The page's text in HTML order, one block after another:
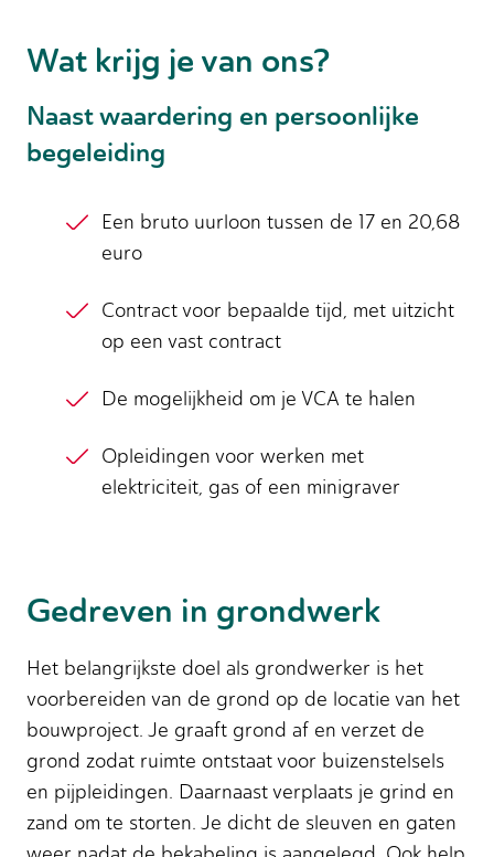
Wat krijg je van ons?
Naast waardering en persoonlijke
begeleiding
Een bruto uurloon tussen de 17 en 20,68
euro
Contract voor bepaalde tijd, met uitzicht
op een vast contract
De mogelijkheid om je VCA te halen
Opleidingen voor werken met
elektriciteit, gas of een minigraver
Gedreven in grondwerk
Het belangrijkste doel als grondwerker is het
voorbereiden van de grond op de locatie van het
bouwproject. Je graaft grond af en verzet de
grond zodat ruimte ontstaat voor buizenstelsels
en pijpleidingen. Daarnaast verplaats je grind en
zand om te storten. Je dicht de sleuven en gaten